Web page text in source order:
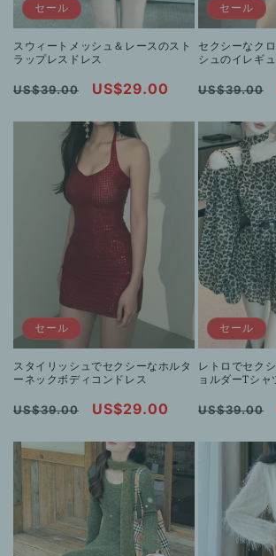
セール
スウィートメッシュ＆レースのスト
ラップレスドレス
通
US$39.00
セ
ル
格
US$29.00
セール
セクシーなク
シュのイレギ
通
価
格
US$39.00
セール
スタイリッシュでセクシーなホルタ
ーネックボディコンドレス
通
価
US$39.00
セ
ル
価
格
US$29.00
セール
レトロでセク
ョルダーTシャ
通
US$39.00